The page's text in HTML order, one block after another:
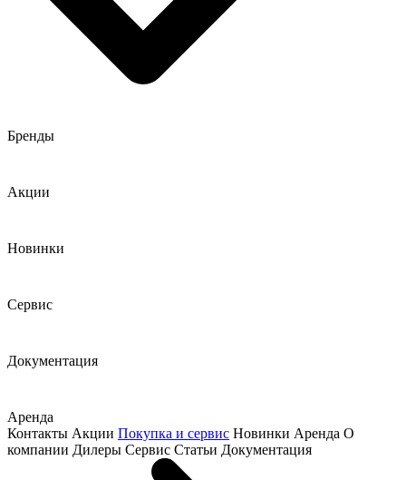
Бренды
Акции
Новинки
Сервис
Документация
Аренда
Контакты Акции Покупка и сервис Новинки Аренда О
компании Дилеры Сервис Статьи Документация